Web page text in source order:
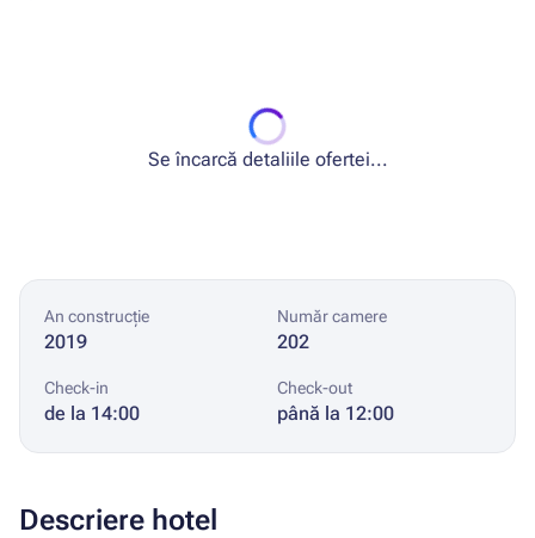
Se încarcă detaliile ofertei...
An construcție
2019
Număr camere
202
Check-in
de la 14:00
Check-out
până la 12:00
Descriere hotel